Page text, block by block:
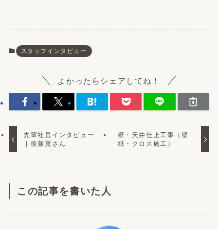
スタッフインタビュー
よかったらシェアしてね！
先輩社員インタビュー
｜後藤寛さん
壁・天井仕上工事（壁
紙・クロス施工）
この記事を書いた人